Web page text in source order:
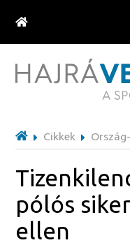
Cikkek
pólós
ellen